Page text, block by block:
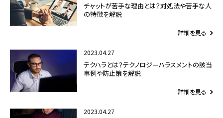
チャットが苦手な理由とは？対処法や苦手な人
の特徴を解説
詳細を見る
2023.04.27
テクハラとは？テクノロジーハラスメントの該当
事例や防止策を解説
詳細を見る
2023.04.27